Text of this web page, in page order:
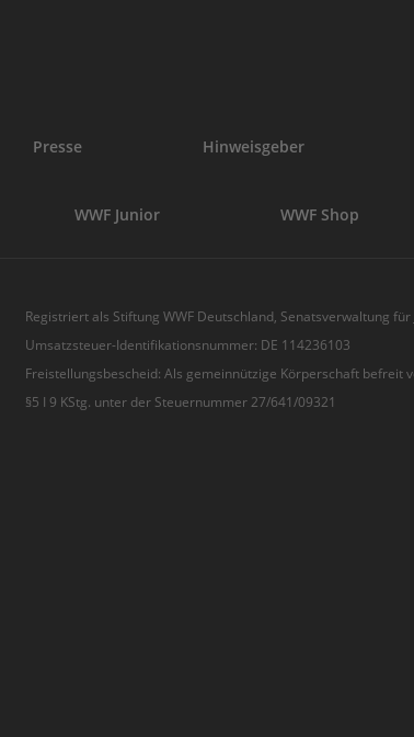
Presse Hinweisgeber
WWF Junior WWF Shop
Registriert als Stiftung WWF Deutschland, Senatsverwaltung
Umsatzsteuer-Identifikationsnummer: DE 114236103
Freistellungsbescheid: Als gemeinnützige Körperschaft befreit
§5 I 9 KStg. unter der Steuernummer 27/641/09321